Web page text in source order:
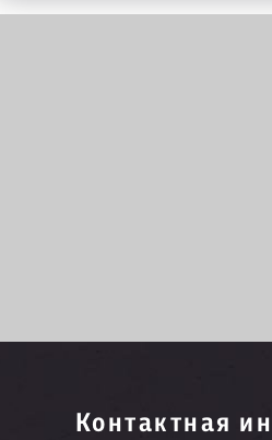
Контактная